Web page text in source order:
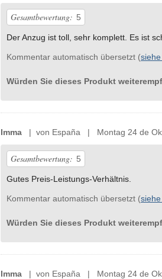
Gesamtbewertung: 5
Der Anzug ist toll, sehr komplett. Es ist
Kommentar automatisch übersetzt (
Würden Sie dieses Produkt
Imma | von España | Montag 24 de
Gesamtbewertung: 5
Gutes Preis-Leistungs-Verhältnis.
Kommentar automatisch übersetzt (
Würden Sie dieses Produkt
Imma | von España | Montag 24 de